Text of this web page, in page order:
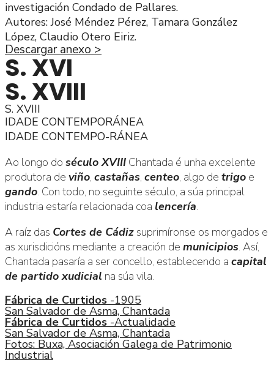
investigación Condado de Pallares.
Autores: José Méndez Pérez, Tamara González
López, Claudio Otero Eiriz.
Descargar anexo >
S. XVI
S. XVIII
S. XVIII
IDADE CONTEMPORÁNEA
IDADE CONTEMPO-RÁNEA
Ao longo do século XVIII Chantada é unha excelente
produtora de viño, castañas, centeo, algo de trigo e
gando. Con todo, no seguinte século, a súa principal
industria estaría relacionada coa lencería.
A raíz das Cortes de Cádiz suprimíronse os morgados e
as xurisdicións mediante a creación de municipios. Así,
Chantada pasaría a ser concello, establecendo a capital
de partido xudicial na súa vila.
Fábrica de Curtidos -1905
San Salvador de Asma, Chantada
Fábrica de Curtidos -Actualidade
San Salvador de Asma, Chantada
Fotos: Buxa, Asociación Galega de Patrimonio
Industrial